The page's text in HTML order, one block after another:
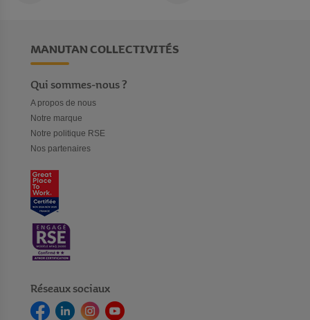
MANUTAN COLLECTIVITÉS
Qui sommes-nous ?
A propos de nous
Notre marque
Notre politique RSE
Nos partenaires
Réseaux sociaux